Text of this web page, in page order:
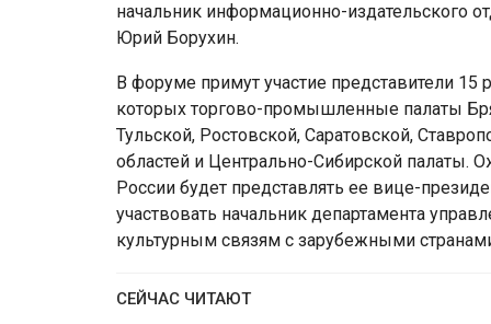
начальник информационно-издательского
Юрий Борухин.
В форуме примут участие представители
которых торгово-промышленные палаты
Тульской, Ростовской, Саратовской,
областей и Центрально-Сибирской палаты.
России будет представлять ее вице-
участвовать начальник департамента
культурным связям с зарубежными
СЕЙЧАС ЧИТАЮТ
ВТБ Банка старше
ЕС ввёл
Мозырского НПЗ